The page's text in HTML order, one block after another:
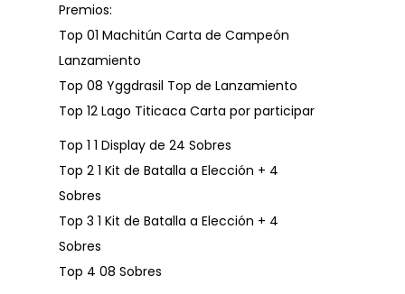
Premios:
Top 01 Machitún Carta de Campeón
Lanzamiento
Top 08 Yggdrasil Top de Lanzamiento
Top 12 Lago Titicaca Carta por participar
Top 1 1 Display de 24 Sobres
Top 2 1 Kit de Batalla a Elección + 4
Sobres
Top 3 1 Kit de Batalla a Elección + 4
Sobres
Top 4 08 Sobres